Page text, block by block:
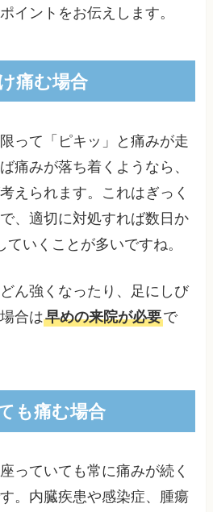
イントをお伝えします。
痛む場合
って「ピキッ」と痛みが走
痛みが落ち着くようなら、
えられます。これはぎっく
、適切に対処すれば数日か
ていくことが多いですね。
ん強くなったり、足にしび
合は早めの来院が必要で
も痛む場合
っていても常に痛みが続く
。内臓疾患や感染症、腫瘍